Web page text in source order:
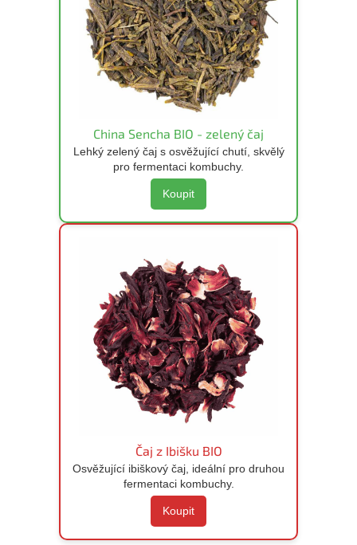
China Sencha BIO - zelený čaj
Lehký zelený čaj s osvěžující chutí, skvělý
pro fermentaci kombuchy.
Koupit
Čaj z Ibišku BIO
Osvěžující ibiškový čaj, ideální pro druhou
fermentaci kombuchy.
Koupit